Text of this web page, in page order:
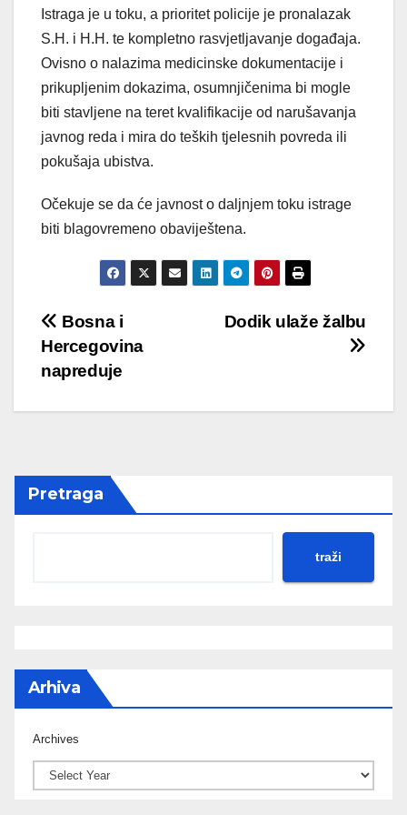
Istraga je u toku, a prioritet policije je pronalazak
S.H. i H.H. te kompletno rasvjetljavanje događaja.
Ovisno o nalazima medicinske dokumentacije i
prikupljenim dokazima, osumnjičenima bi mogle
biti stavljene na teret kvalifikacije od narušavanja
javnog reda i mira do teških tjelesnih povreda ili
pokušaja ubistva.
Očekuje se da će javnost o daljnjem toku istrage
biti blagovremeno obaviještena.
Post
navigation
Dodik ulaže žalbu
Bosna i
Hercegovina
napreduje
Pretraga
traži
Arhiva
Archives